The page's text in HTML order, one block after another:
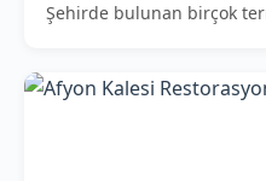
Şehirde bulunan birçok